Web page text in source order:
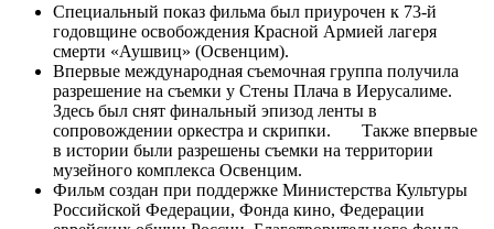
Специальный показ фильма был приурочен к 73-й
годовщине освобождения Красной Армией лагеря
смерти «Аушвиц» (Освенцим).
Впервые международная съемочная группа получила
разрешение на съемки у Стены Плача в Иерусалиме.
Здесь был снят финальный эпизод ленты в
сопровождении оркестра и скрипки. Также впервые
в истории были разрешены съемки на территории
музейного комплекса Освенцим.
Фильм создан при поддержке Министерства Культуры
Российской Федерации, Фонда кино, Федерации